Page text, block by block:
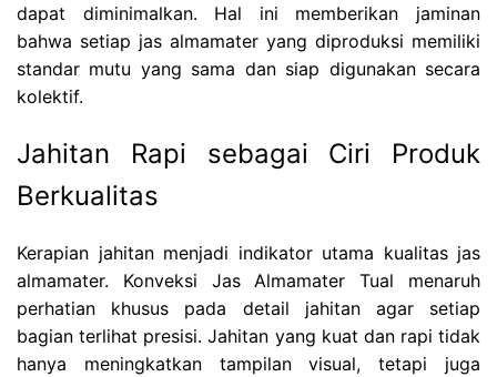
dapat diminimalkan. Hal ini memberikan jaminan
bahwa setiap jas almamater yang diproduksi memiliki
standar mutu yang sama dan siap digunakan secara
kolektif.
Jahitan Rapi sebagai Ciri Produk
Berkualitas
Kerapian jahitan menjadi indikator utama kualitas jas
almamater. Konveksi Jas Almamater Tual menaruh
perhatian khusus pada detail jahitan agar setiap
bagian terlihat presisi. Jahitan yang kuat dan rapi tidak
hanya meningkatkan tampilan visual, tetapi juga